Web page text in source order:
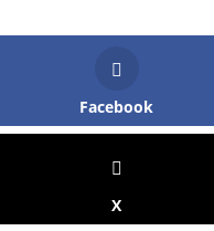
Facebook
X